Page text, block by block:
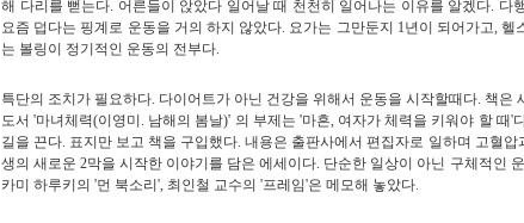
해 다리를 뻗는다. 어른들이 앉았다 일어날 때 천천히 일어나는 이유를 알겠다. 다
요즘 덥다는 핑계로 운동을 거의 하지 않았다. 요가는 그만둔지 1년이 되어가고,
는 볼링이 정기적인 운동의 전부다.
특단의 조치가 필요하다. 다이어트가 아닌 건강을 위해서 운동을 시작할때다. 책은
도서 '마녀체력(이영미. 남해의 봄날)' 의 부제는 '마흔, 여자가 체력을 키워야 할 때'
길을 끈다. 표지만 보고 책을 구입했다. 내용은 출판사에서 편집자로 일하며 고혈
생의 새로운 2막을 시작한 이야기를 담은 에세이다. 단순한 일상이 아닌 구체적인
카미 하루키의 '먼 북소리', 최인철 교수의 '프레임'은 메모해 놓았다.